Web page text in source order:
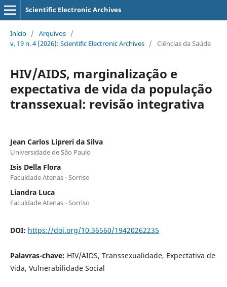
Scientific Electronic Archives
Início / Arquivos /
v. 19 n. 4 (2026): Scientific Electronic Archives / Ciências da Saúde
HIV/AIDS, marginalização e
expectativa de vida da população
transsexual: revisão integrativa
Jean Carlos Lipreri da Silva
Universidade de São Paulo
Isis Della Flora
Faculdade Atenas - Sorriso
Liandra Luca
Faculdade Atenas - Sorriso
DOI: https://doi.org/10.36560/19420262235
Palavras-chave: HIV/AIDS, Transsexualidade, Expectativa de
Vida, Vulnerabilidade Social